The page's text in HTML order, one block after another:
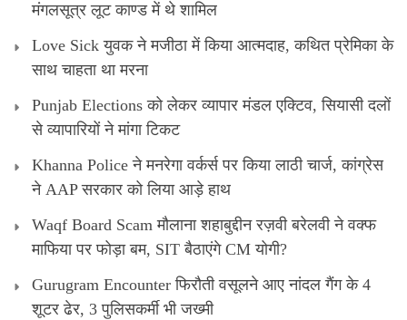
मंगलसूत्र लूट काण्‍ड में थे शामिल
Love Sick युवक ने मजीठा में किया आत्मदाह, कथित प्रेमिका के
साथ चाहता था मरना
Punjab Elections को लेकर व्यापार मंडल एक्टिव, सियासी दलों
से व्यापारियों ने मांगा टिकट
Khanna Police ने मनरेगा वर्कर्स पर किया लाठी चार्ज, कांग्रेस
ने AAP सरकार को लिया आड़े हाथ
Waqf Board Scam मौलाना शहाबुद्दीन रज़वी बरेलवी ने वक्फ
माफिया पर फोड़ा बम, SIT बैठाएंगे CM योगी?
Gurugram Encounter फिरौती वसूलने आए नांदल गैंग के 4
शूटर ढेर, 3 पुलिसकर्मी भी जख्मी